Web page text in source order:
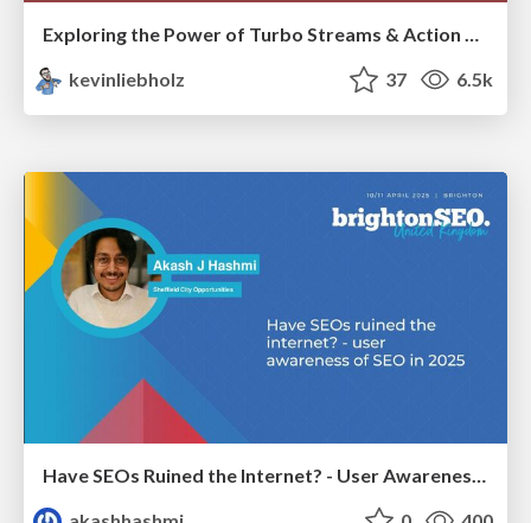
kevinliebholz
37 6.5k
Have SEOs Ruined the Internet? - User Awareness of SEO in 2025